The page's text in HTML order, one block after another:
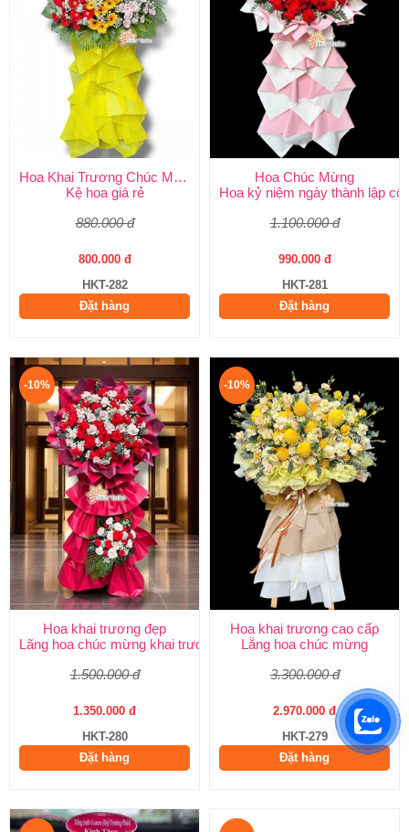
Hoa Khai Trương Chúc Mừng
Kệ hoa giá rẻ
880.000 đ
800.000 đ
HKT-282
Đặt hàng
Hoa Chúc Mừng
Hoa kỷ niệm ngày thành lập
1.100.000 đ
990.000 đ
HKT-281
Đặt hàng
-10%
Hoa khai trương đẹp
Lãng hoa chúc mừng khai trương
1.500.000 đ
1.350.000 đ
HKT-280
Đặt hàng
-10%
Hoa khai trương cao cấp
Lẵng hoa chúc mừng
3.300.000 đ
2.970.000 đ
HKT-279
Đặt hàng